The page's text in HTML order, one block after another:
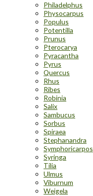
Philadelphus
Physocarpus
Populus
Potentilla
Prunus
Pterocarya
Pyracantha
Pyrus
Quercus
Rhus
Ribes
Robinia
Salix
Sambucus
Sorbus
Spiraea
Stephanandra
Symphoricarpos
Syringa
Tilia
Ulmus
Viburnum
Weigela